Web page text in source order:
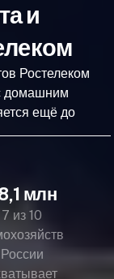
и
Ростелеком
домашним
ещё до
млн
7 из 10
России